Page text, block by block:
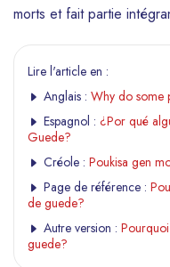
morts et fait partie
Lire l'article en :
Anglais : Why do some
Espagnol : ¿Por qué
Guede?
Créole : Poukisa gen
Page de référence :
de guede?
Autre version :
guede?